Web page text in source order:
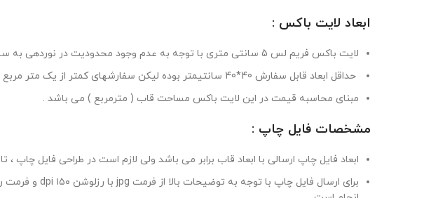
ابعاد لایت باکس :
لایت باکس فریم لس 5 سانتی متری با توجه به عدم وجود محدودیت در نوردهی به سطح چاپ ، فاقد محدودیت در عرض چاپ تا حداکثر 180 سانتیمتر بوده و در طول نامحدود قابل تولید است .
حداقل ابعاد قابل سفارش 40*40 سانتیمتر بوده لیکن سفارشهای کمتر از یک متر مربع ، یک متر درنظر گرفته می شود .
مبنای محاسبه قیمت در این لایت باکس مساحت قاب ( مترمربع ) می باشد .
مشخصات فایل چاپ :
ابعاد فایل چاپ ارسالی با ابعاد قاب برابر می باشد ولی لازم است در طراحی فایل چاپ ، تا 2 سانتی متر از گوشه های طرح فاقد نوشته و یا آرم و نشان تجاری باشد .